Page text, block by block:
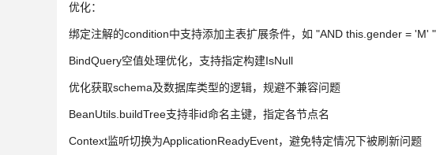
优化：
绑定注解的condition中支持添加主表扩展条件，如 "AND this.gender = 'M' "
BindQuery空值处理优化，支持指定构建IsNull
优化获取schema及数据库类型的逻辑，规避不兼容问题
BeanUtils.buildTree支持非id命名主键，指定各节点名
Context监听切换为ApplicationReadyEvent，避免特定情况下被刷新问题